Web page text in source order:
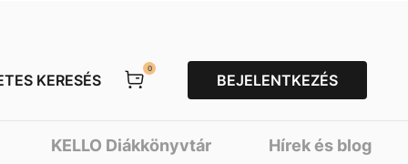
KERESÉS
0
BEJELENTKEZÉS
KELLO Diákkönyvtár Hírek és blog